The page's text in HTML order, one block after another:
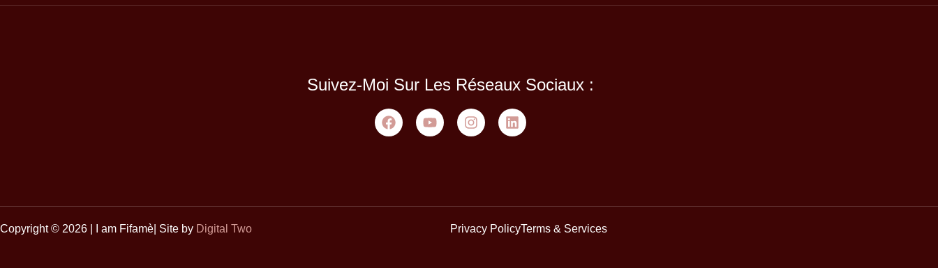
Suivez-Moi Sur Les Réseaux Sociaux :
Copyright © 2026 | I am Fifamè| Site by Digital Two Privacy PolicyTerms & Services